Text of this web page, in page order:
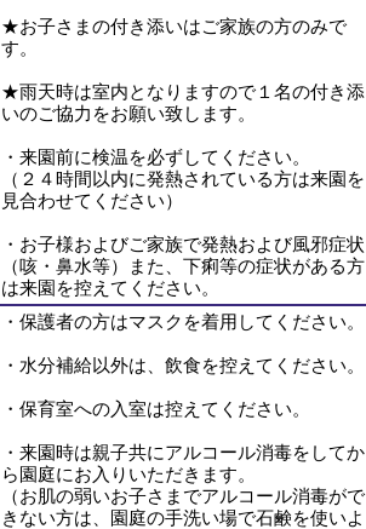
★お子さまの付き添いはご家族の方のみで
す。
★雨天時は室内となりますので１名の付き添
いのご協力をお願い致します。
・来園前に検温を必ずしてください。
（２４時間以内に発熱されている方は来園を
見合わせてください）
・お子様およびご家族で発熱および風邪症状
（咳・鼻水等）また、下痢等の症状がある方
は来園を控えてください。
・保護者の方はマスクを着用してください。
・水分補給以外は、飲食を控えてください。
・保育室への入室は控えてください。
・来園時は親子共にアルコール消毒をしてか
ら園庭にお入りいただきます。
（お肌の弱いお子さまでアルコール消毒がで
きない方は、園庭の手洗い場で石鹸を使いよ